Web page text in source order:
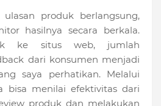
produk berlangsung,
hasilnya secara berkala.
ke situs web, jumlah
dari konsumen menjadi
saya perhatikan. Melalui
bisa menilai efektivitas dari
produk dan melakukan